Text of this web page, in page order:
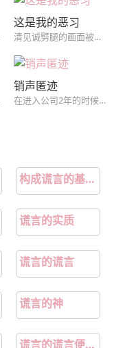
这是我的恶习
清见诚劈腿的画面被自己的学生松山拓斗拍了下来，松山以此为筹码想得到清见，经不住松山的纠缠两人发生了关系，但松山并不因此满足...
销声匿迹
在进入公司2年的时候，作为集团总务科职员的池远永卷入了上司的腐败案，因此在公司受到了解除职务的处分。伤心赴江陵旅游的远永为了买碗去了市场的器皿店，发现了会长喜欢的陶艺家尹泰俊。从2年前开始尹泰俊就销声匿迹，谁都不知道他的下落，知道集团的会长想和尹泰俊签订专属合同的远永为了复职接近了尹泰俊…
构成谎言的基本要素是
谎言的实质
谎言的谎言
谎言的神
谎言的谎言便可在瞬间颠倒黑白出自哪里